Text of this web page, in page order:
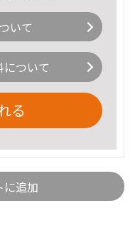
いて
ついて
る
に追加